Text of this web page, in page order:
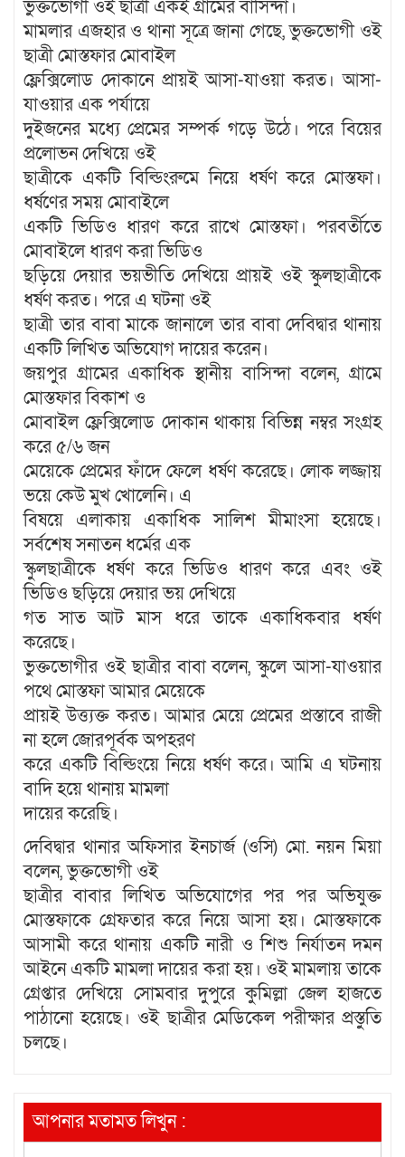
ভুক্তভোগী ওই ছাত্রী একই গ্রামের বাসিন্দা।
মামলার এজহার ও থানা সূত্রে জানা গেছে, ভুক্তভোগী ওই
ছাত্রী মোস্তফার মোবাইল
ফ্লেক্সিলোড দোকানে প্রায়ই আসা-যাওয়া করত। আসা-
যাওয়ার এক পর্যায়ে
দুইজনের মধ্যে প্রেমের সম্পর্ক গড়ে উঠে। পরে বিয়ের
প্রলোভন দেখিয়ে ওই
ছাত্রীকে একটি বিল্ডিংরুমে নিয়ে ধর্ষণ করে মোস্তফা।
ধর্ষণের সময় মোবাইলে
একটি ভিডিও ধারণ করে রাখে মোস্তফা। পরবর্তীতে
মোবাইলে ধারণ করা ভিডিও
ছড়িয়ে দেয়ার ভয়ভীতি দেখিয়ে প্রায়ই ওই স্কুলছাত্রীকে
ধর্ষণ করত। পরে এ ঘটনা ওই
ছাত্রী তার বাবা মাকে জানালে তার বাবা দেবিদ্বার থানায়
একটি লিখিত অভিযোগ দায়ের করেন।
জয়পুর গ্রামের একাধিক স্থানীয় বাসিন্দা বলেন, গ্রামে
মোস্তফার বিকাশ ও
মোবাইল ফ্লেক্সিলোড দোকান থাকায় বিভিন্ন নম্বর সংগ্রহ
করে ৫/৬ জন
মেয়েকে প্রেমের ফাঁদে ফেলে ধর্ষণ করেছে। লোক লজ্জায়
ভয়ে কেউ মুখ খোলেনি। এ
বিষয়ে এলাকায় একাধিক সালিশ মীমাংসা হয়েছে।
সর্বশেষ সনাতন ধর্মের এক
স্কুলছাত্রীকে ধর্ষণ করে ভিডিও ধারণ করে এবং ওই
ভিডিও ছড়িয়ে দেয়ার ভয় দেখিয়ে
গত সাত আট মাস ধরে তাকে একাধিকবার ধর্ষণ
করেছে।
ভুক্তভোগীর ওই ছাত্রীর বাবা বলেন, স্কুলে আসা-যাওয়ার
পথে মোস্তফা আমার মেয়েকে
প্রায়ই উত্ত্যক্ত করত। আমার মেয়ে প্রেমের প্রস্তাবে রাজী
না হলে জোরপূর্বক অপহরণ
করে একটি বিল্ডিংয়ে নিয়ে ধর্ষণ করে। আমি এ ঘটনায়
বাদি হয়ে থানায় মামলা
দায়ের করেছি।
দেবিদ্বার থানার অফিসার ইনচার্জ (ওসি) মো. নয়ন মিয়া
বলেন, ভুক্তভোগী ওই
ছাত্রীর বাবার লিখিত অভিযোগের পর পর অভিযুক্ত
মোস্তফাকে গ্রেফতার করে নিয়ে আসা হয়। মোস্তফাকে
আসামী করে থানায় একটি নারী ও শিশু নির্যাতন দমন
আইনে একটি মামলা দায়ের করা হয়। ওই মামলায় তাকে
গ্রেপ্তার দেখিয়ে সোমবার দুপুরে কুমিল্লা জেল হাজতে
পাঠানো হয়েছে। ওই ছাত্রীর মেডিকেল পরীক্ষার প্রস্তুতি
চলছে।
আপনার মতামত লিখুন :